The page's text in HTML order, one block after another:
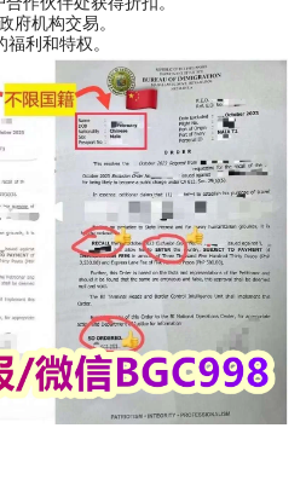
府机构交易。
福利和特权。